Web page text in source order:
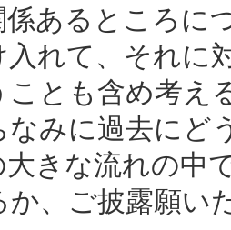
係あるところに
れて、それに
ことも含め考え
なみに過去にど
きな流れの中
か、ご披露願い